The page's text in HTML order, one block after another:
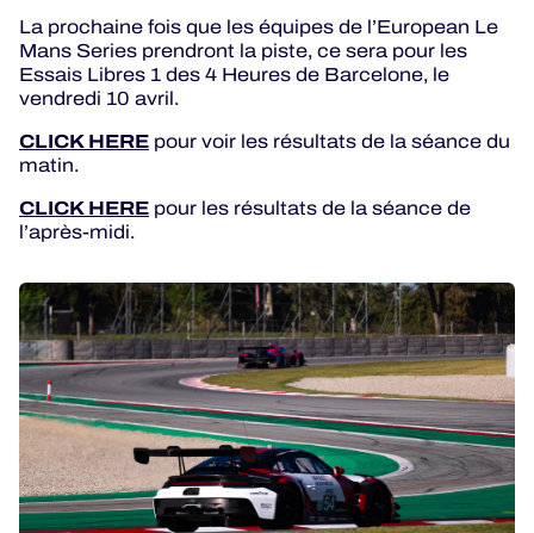
La prochaine fois que les équipes de l’European Le
Mans Series prendront la piste, ce sera pour les
Essais Libres 1 des 4 Heures de Barcelone, le
vendredi 10 avril.
CLICK HERE pour voir les résultats de la séance du
matin.
CLICK HERE pour les résultats de la séance de
l’après-midi.